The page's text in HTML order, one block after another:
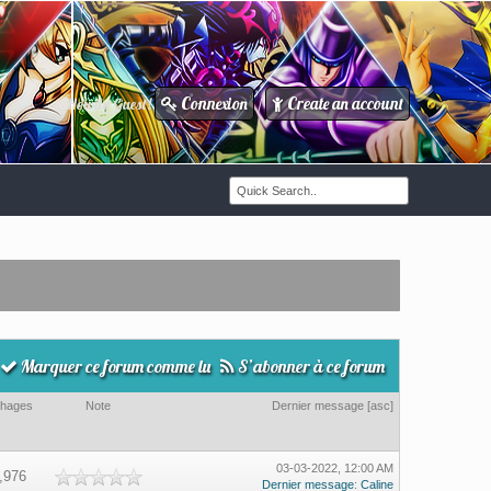
Howdy Guest! Connexion / Create an account
Marquer ce forum comme lu S’abonner à ce forum
Note Dernier message [asc]
03-03-2022, 12:00 AM
Dernier message: Caline